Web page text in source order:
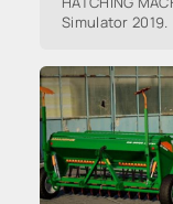
Simulator 2019.